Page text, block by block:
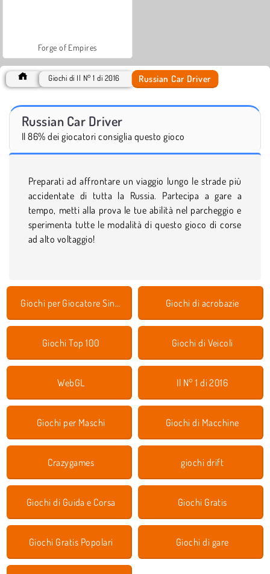
Forge of Empires
Giochi di Il N° 1 di 2016 Russian Car Driver
Russian Car Driver
Il 86% dei giocatori consiglia questo gioco
Preparati ad affrontare un viaggio lungo le strade più
accidentate di tutta la Russia. Partecipa a gare a
tempo, metti alla prova le tue abilità nel parcheggio e
sperimenta tutte le modalità di questo gioco di corse
ad alto voltaggio!
Giochi per Giocatore Singolo Giochi di acrobazie
Giochi Top 100 Giochi di Veicoli
WebGL Il N° 1 di 2016
Giochi per Maschi Giochi di Macchine
Crazygames giochi drift
Giochi di Guida e Corsa Giochi Gratis
Giochi Gratis Popolari Giochi di gare